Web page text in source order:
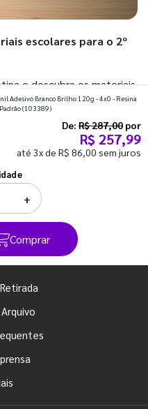
escolares para o 2º
e descubra os materiais
o segundo
Adesivo Branco Brilho 120g - 4x0 - Resina
(103389)
De: R$ 287,00 por
R$ 257,99
até 3x de R$ 86,00 sem juros
+
Comprar